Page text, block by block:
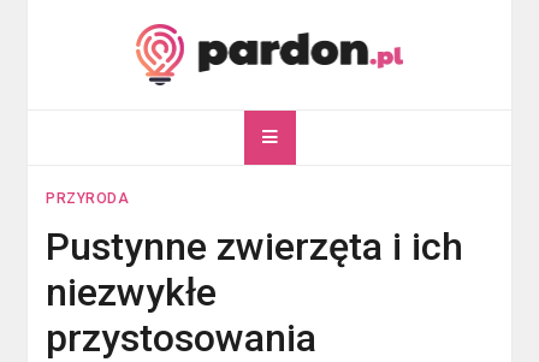
pardon.pl
PRZYRODA
Pustynne zwierzęta i ich
niezwykłe
przystosowania